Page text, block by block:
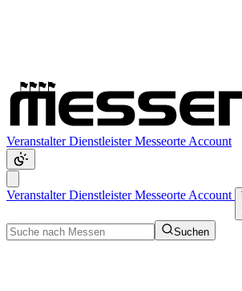
VeranstalterDienstleisterMesseorte Account
VeranstalterDienstleisterMesseorte Account
Suchen